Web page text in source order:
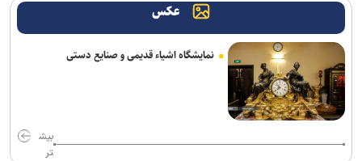
عکس
نمایشگاه اشیاء قدیمی و صنایع دستی
بیش
تر